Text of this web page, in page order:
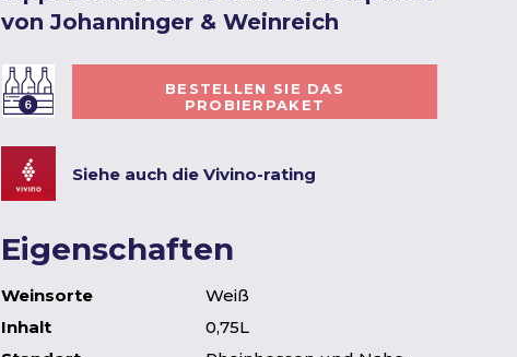
von Johanninger & Weinreich
BESTELLEN SIE DAS
PROBIERPAKET
Siehe auch die Vivino-rating
Eigenschaften
Weinsorte
Weiß
Inhalt
0,75L